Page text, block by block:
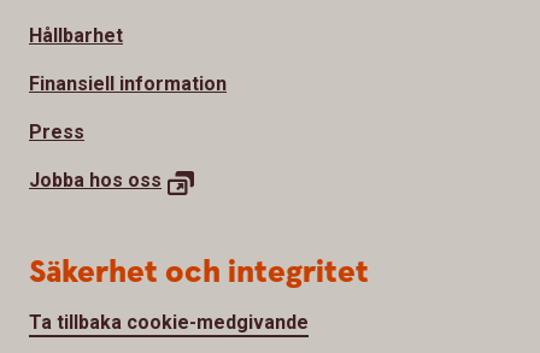
Hållbarhet
Finansiell information
Press
Jobba hos oss
Säkerhet och integritet
Ta tillbaka cookie-medgivande